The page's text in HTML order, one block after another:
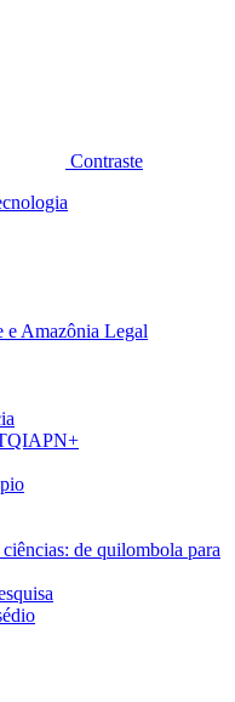
Contraste
e Amazônia Legal
de quilombola para